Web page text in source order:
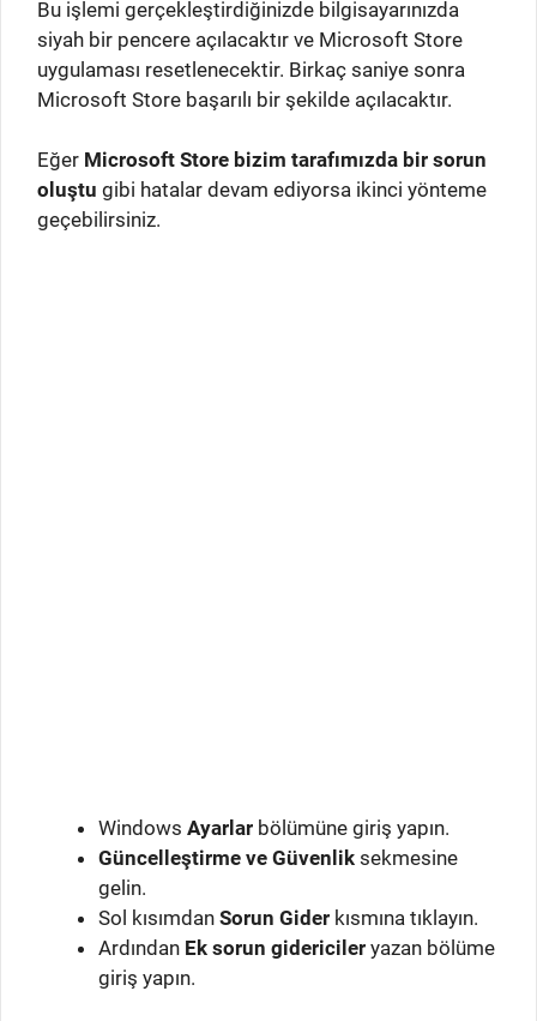
Bu işlemi gerçekleştirdiğinizde bilgisayarınızda
siyah bir pencere açılacaktır ve Microsoft Store
uygulaması resetlenecektir. Birkaç saniye sonra
Microsoft Store başarılı bir şekilde açılacaktır.
Eğer Microsoft Store bizim tarafımızda bir sorun
oluştu gibi hatalar devam ediyorsa ikinci yönteme
geçebilirsiniz.
Windows Ayarlar bölümüne giriş yapın.
Güncelleştirme ve Güvenlik sekmesine
gelin.
Sol kısımdan Sorun Gider kısmına tıklayın.
Ardından Ek sorun gidericiler yazan bölüme
giriş yapın.